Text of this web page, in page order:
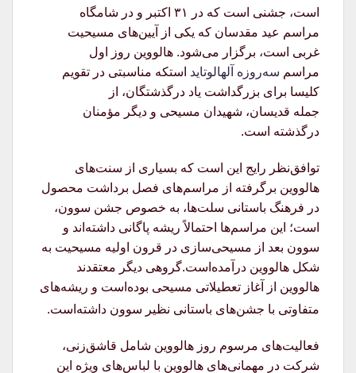
است، جشنی است که در ۳۱ اکتبر و در شامگاه
مراسم عید مقدسان که یکی از آیین‌های مسیحیت
غربی است، برگزار می‌شود. هالووین روز اول
مراسم سه‌روزه آلهالوتاید استکه مناسبتی در تقویم
کلیسا برای بزرگداشت یاد درگذشتگان، از
جمله قدیسان، شهیدان مسیحی و دیگر مؤمنان
درگذشته است.
توافق‌نظر رایج این است که بسیاری از سنت‌های
هالووین برگرفته از مراسم‌های فصل برداشت محصول
در فرهنگ باستانی سلت‌ها، به خصوص جشن سوون،
است؛ این مراسم‌ها احتمالاً ریشه پاگانی داشته‌اند و
سوون بعد از مسیحی‌سازی در قرون اولیه مسیحیت به
شکل هالووین درآمده‌است.گروهی دیگر معتقدند
هالووین از آغاز تعطیلاتی مسیحی بوده‌است و ریشه‌های
متفاوتی با جشن‌های باستانی نظیر سوون داشته‌است.
فعالیت‌های مرسوم روز هالووین شامل قاشق‌زنی،
شرکت در مهمانی‌های هالووین با لباس‌های ویژه این